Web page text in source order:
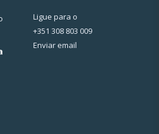
Ligue para o
+351 308 803 009
Enviar email